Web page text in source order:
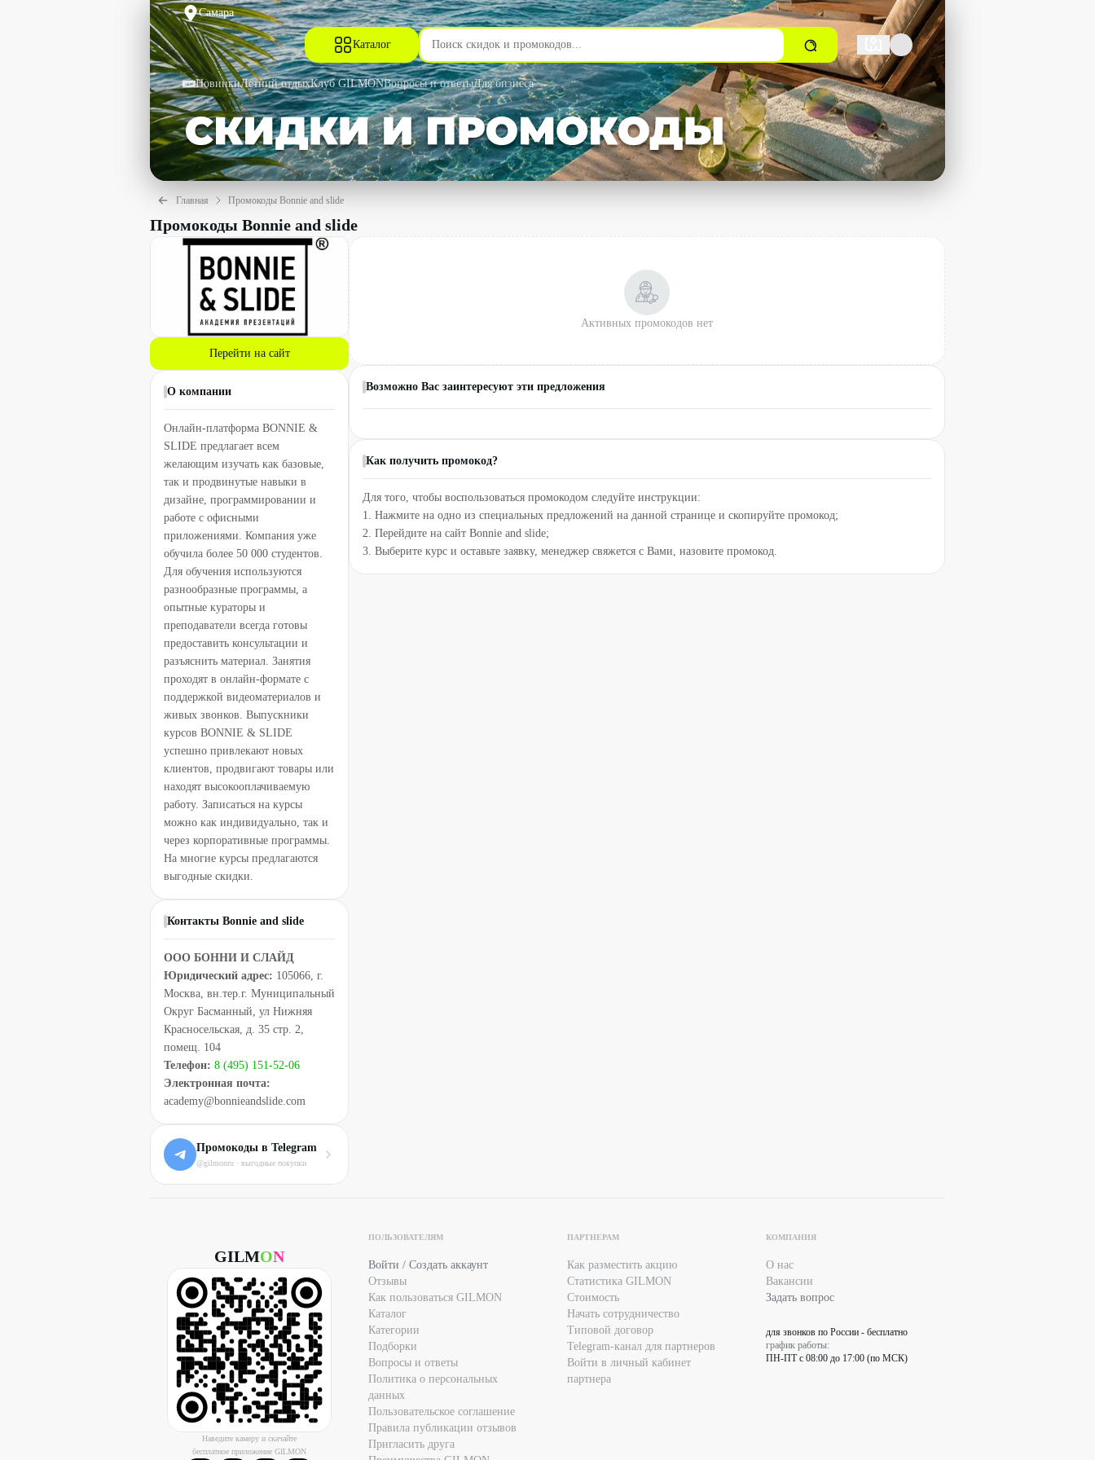
Самара
Каталог
НовинкиЛетний отдыхКлуб GILMONВопросы и ответыДля бизнеса
Главная Промокоды Bonnie and slide
Промокоды Bonnie and slide
Перейти на сайт
О компании
Онлайн-платформа BONNIE &
SLIDE предлагает всем
желающим изучать как базовые,
так и продвинутые навыки в
дизайне, программировании и
работе с офисными
приложениями. Компания уже
обучила более 50 000 студентов.
Для обучения используются
разнообразные программы, а
опытные кураторы и
преподаватели всегда готовы
предоставить консультации и
разъяснить материал. Занятия
проходят в онлайн-формате с
поддержкой видеоматериалов и
живых звонков. Выпускники
курсов BONNIE & SLIDE
успешно привлекают новых
клиентов, продвигают товары или
находят высокооплачиваемую
работу. Записаться на курсы
можно как индивидуально, так и
через корпоративные программы.
На многие курсы предлагаются
выгодные скидки.
Контакты Bonnie and slide
ООО БОННИ И СЛАЙД
Юридический адрес: 105066, г.
Москва, вн.тер.г. Муниципальный
Округ Басманный, ул Нижняя
Красносельская, д. 35 стр. 2,
помещ. 104
Телефон: 8 (495) 151-52-06
Электронная почта:
academy@bonnieandslide.com
Промокоды в Telegram
@gilmonru · выгодные покупки
Активных промокодов нет
Возможно Вас заинтересуют эти предложения
Как получить промокод?
Для того, чтобы воспользоваться промокодом следуйте инструкции:
1. Нажмите на одно из специальных предложений на данной странице и скопируйте промокод;
2. Перейдите на сайт Bonnie and slide;
3. Выберите курс и оставьте заявку, менеджер свяжется с Вами, назовите промокод.
GILMON
Наведите камеру и скачайте
бесплатное приложение GILMON
ПОЛЬЗОВАТЕЛЯМ
Войти / Создать аккаунт
Отзывы
Как пользоваться GILMON
Каталог
Категории
Подборки
Вопросы и ответы
Политика о персональных
данных
Пользовательское соглашение
Правила публикации отзывов
Пригласить друга
ПАРТНЕРАМ
Как разместить акцию
Статистика GILMON
Стоимость
Начать сотрудничество
Типовой договор
Telegram-канал для партнеров
Войти в личный кабинет
партнера
КОМПАНИЯ
О нас
Вакансии
Задать вопрос
для звонков по России - бесплатно
график работы:
ПН-ПТ с 08:00 до 17:00 (по МСК)